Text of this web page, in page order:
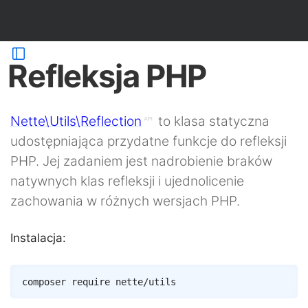
Refleksja PHP
Nette\Utils\Reflection
to klasa statyczna
udostępniająca przydatne funkcje do refleksji
PHP. Jej zadaniem jest nadrobienie braków
natywnych klas refleksji i ujednolicenie
zachowania w różnych wersjach PHP.
Instalacja:
composer